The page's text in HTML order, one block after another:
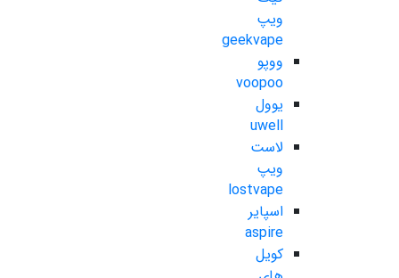
ویپ
geekvape
ووپو
voopoo
یوول
uwell
لاست
ویپ
lostvape
اسپایر
aspire
کویل